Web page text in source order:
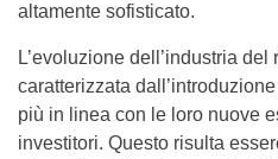
altamente sofisticato.
L’evoluzione dell’industria
caratterizzata
più in linea con le loro nuove
investitori. Questo risulta